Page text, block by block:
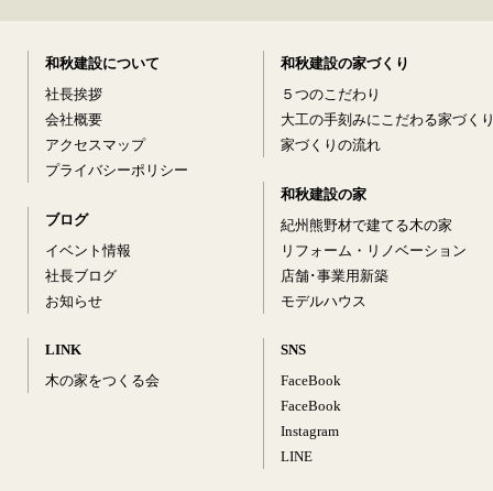
和秋建設について
社長挨拶
会社概要
アクセスマップ
プライバシーポリシー
ブログ
イベント情報
社長ブログ
お知らせ
LINK
木の家をつくる会
和秋建設の家づくり
５つのこだわり
大工の手刻みにこだわる家づく
家づくりの流れ
和秋建設の家
紀州熊野材で建てる木の家
リフォーム・リノベーション
店舗･事業用新築
モデルハウス
SNS
FaceBook
FaceBook
Instagram
LINE